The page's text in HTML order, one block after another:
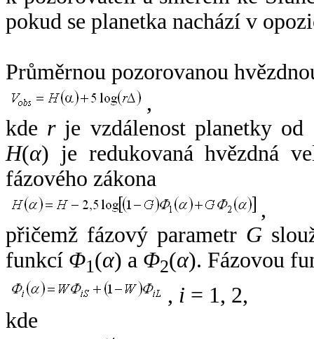
pokud se planetka nachází v
Průměrnou pozorovanou
,
kde rje vzdálenost planetky od
H(α) je redukovaná hvězdná
fázového zákona
,
přičemž fázový parametr G
funkcí Φ1(α) a Φ2(α). Fázovou
, i = 1, 2,
kde